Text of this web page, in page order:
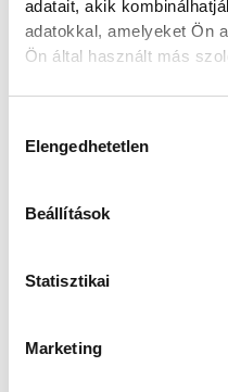
adatait, akik
adatokkal, amelyeket Ön
Ön által használt más
Elengedhetetlen
Beállítások
Statisztikai
Marketing
A
IDŐJÁRÁS